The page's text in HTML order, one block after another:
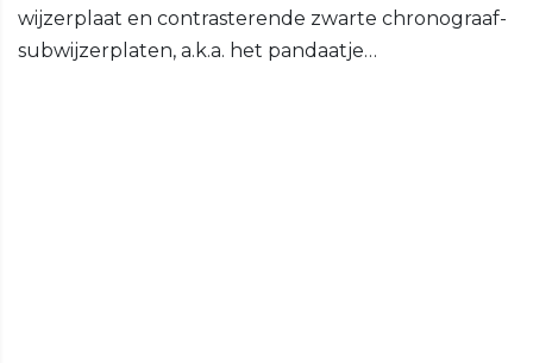
wijzerplaat en contrasterende zwarte chronograaf-
subwijzerplaten, a.k.a. het pandaatje…